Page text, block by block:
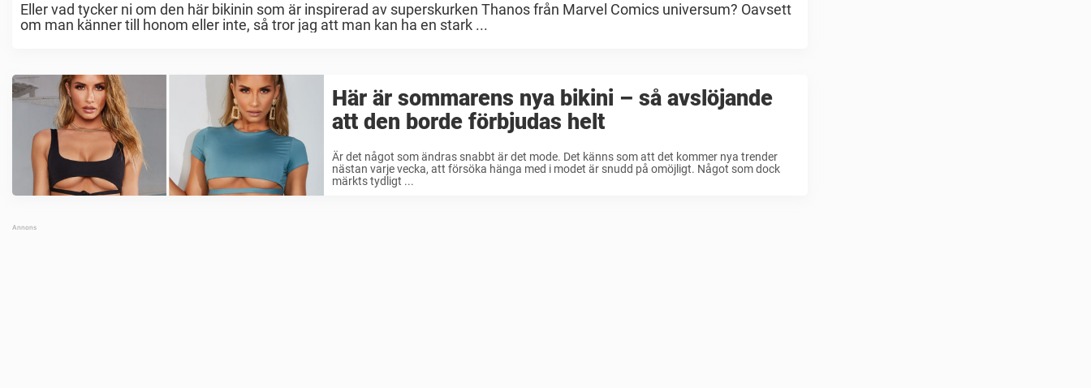
Eller vad tycker ni om den här bikinin som är inspirerad av superskurken Thanos från Marvel Comics universum? Oavsett
om man känner till honom eller inte, så tror jag att man kan ha en stark ...
Här är sommarens nya bikini – så avslöjande
att den borde förbjudas helt
Är det något som ändras snabbt är det mode. Det känns som att det kommer nya trender
nästan varje vecka, att försöka hänga med i modet är snudd på omöjligt. Något som dock
märkts tydligt ...